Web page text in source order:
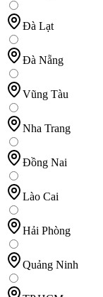
Đà Lạt
Đà Nẵng
Vũng Tàu
Nha Trang
Đồng Nai
Lào Cai
Hải Phòng
Quảng Ninh